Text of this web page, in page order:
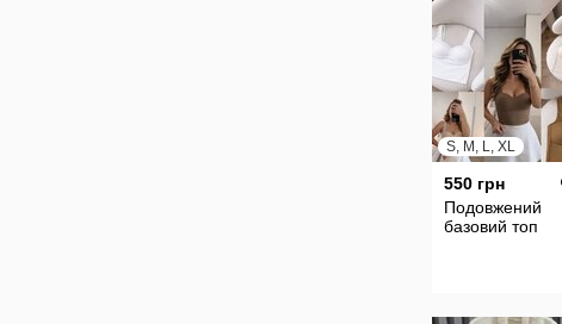
S, M, L, XL
550 грн
Подовжений
базовий топ